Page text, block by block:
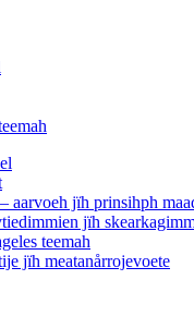
aarvoeh jïh prinsihph
jïh
teemah
jïh meatanårrojevoete